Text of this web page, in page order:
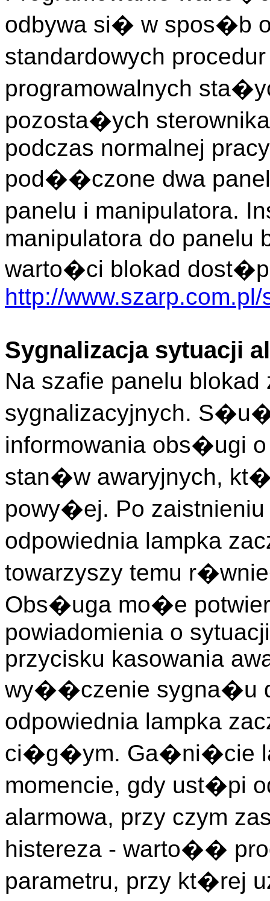
odbywa si� w spos�b
standardowych
programowalnych
pozosta�ych
podczas normalnej
pod��czone dwa
panelu i manipulatora.
manipulatora do panelu
warto�ci blokad
http://
Sygnalizacja sytuacji
Na szafie panelu
sygnalizacyjnych.
informowania obs�ugi
stan�w awaryjnych,
powy�ej. Po zaistnieniu
odpowiednia lampka
towarzyszy temu
Obs�uga mo�e
powiadomienia o
przycisku kasowania
wy��czenie sygna�u
odpowiednia lampka
ci�g�ym. Ga�ni�cie
momencie, gdy ust�pi
alarmowa, przy czym
histereza - warto��
parametru, przy kt�rej